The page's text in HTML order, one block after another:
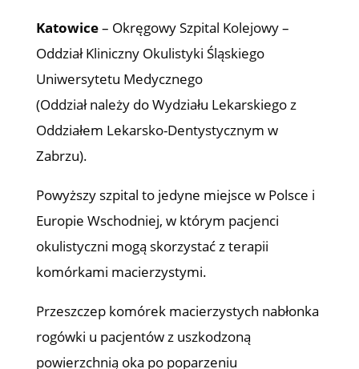
Katowice– Okręgowy Szpital Kolejowy –
Oddział Kliniczny Okulistyki Śląskiego
Uniwersytetu Medycznego
(Oddział należy do Wydziału Lekarskiego z
Oddziałem Lekarsko-Dentystycznym w
Zabrzu).
Powyższy szpital to jedyne miejsce w Polsce i
Europie Wschodniej, w którym pacjenci
okulistyczni mogą skorzystać z terapii
komórkami macierzystymi.
Przeszczep komórek macierzystych nabłonka
rogówki u pacjentów z uszkodzoną
powierzchnią oka po poparzeniu